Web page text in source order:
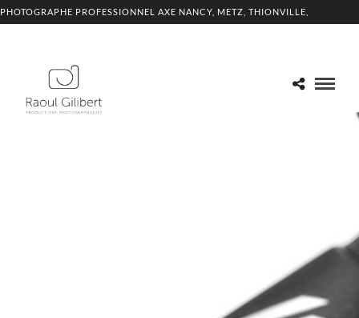
PHOTOGRAPHE PROFESSIONNEL AXE NANCY, METZ, THIONVILLE,